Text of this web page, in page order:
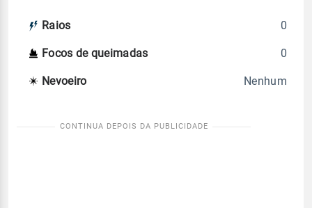
Raios 0
Focos de queimadas 0
Nevoeiro Nenhum